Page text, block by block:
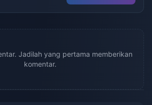
Jadilah yang pertama memberikan
komentar.